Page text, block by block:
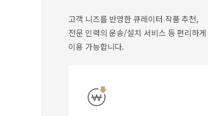
고객 니즈를 반영한 큐레이터 작품 추천,
전문 인력의 운송/설치 서비스 등 편리하게
이용 가능합니다.